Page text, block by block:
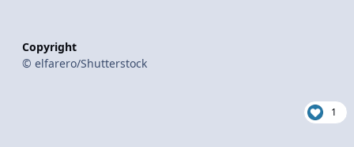
Copyright
© elfarero/Shutterstock
1